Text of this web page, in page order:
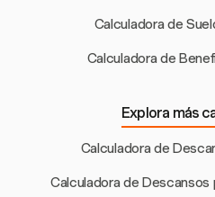
Calculadora de
Calculadora de
Explora más
Calculadora de
Calculadora de Descansos